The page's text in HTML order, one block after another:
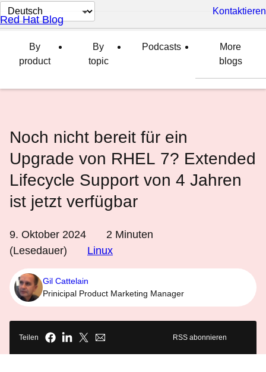
Sprache
auswählen
Kontaktieren
Red Hat Blog
By
product
By
topic
Podcasts
More
blogs
Noch nicht bereit für ein
Upgrade von RHEL 7? Extended
Lifecycle Support von 4 Jahren
ist jetzt verfügbar
9. Oktober 2024 2 Minuten
(Lesedauer)
Linux
Gil Cattelain
Prinicipal Product Marketing Manager
Teilen RSS abonnieren